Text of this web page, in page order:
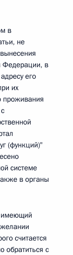
в
не
Федерации, в
его
их
проживания
(функций)"
системе
в органы
имеющий
считается
обратиться с